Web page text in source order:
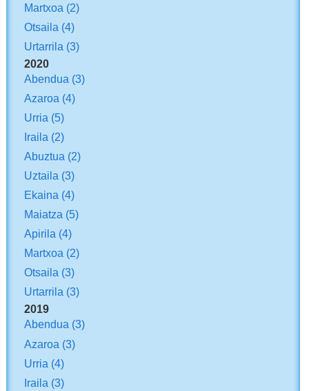
Martxoa (2)
Otsaila (4)
Urtarrila (3)
2020
Abendua (3)
Azaroa (4)
Urria (5)
Iraila (2)
Abuztua (2)
Uztaila (3)
Ekaina (4)
Maiatza (5)
Apirila (4)
Martxoa (2)
Otsaila (3)
Urtarrila (3)
2019
Abendua (3)
Azaroa (3)
Urria (4)
Iraila (3)